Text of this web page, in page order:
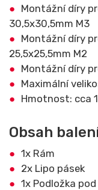
Montážní díry
30,5x30,5mm M3
Montážní díry
25,5x25,5mm M2
Montážní díry
Maximální
Hmotnost: cca
Obsah
1x Rám
2x Lipo pásek
1x Podložka